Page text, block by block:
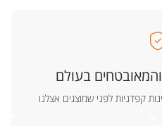
בעולם
קפדניות לפני שמוצגים אצלנו